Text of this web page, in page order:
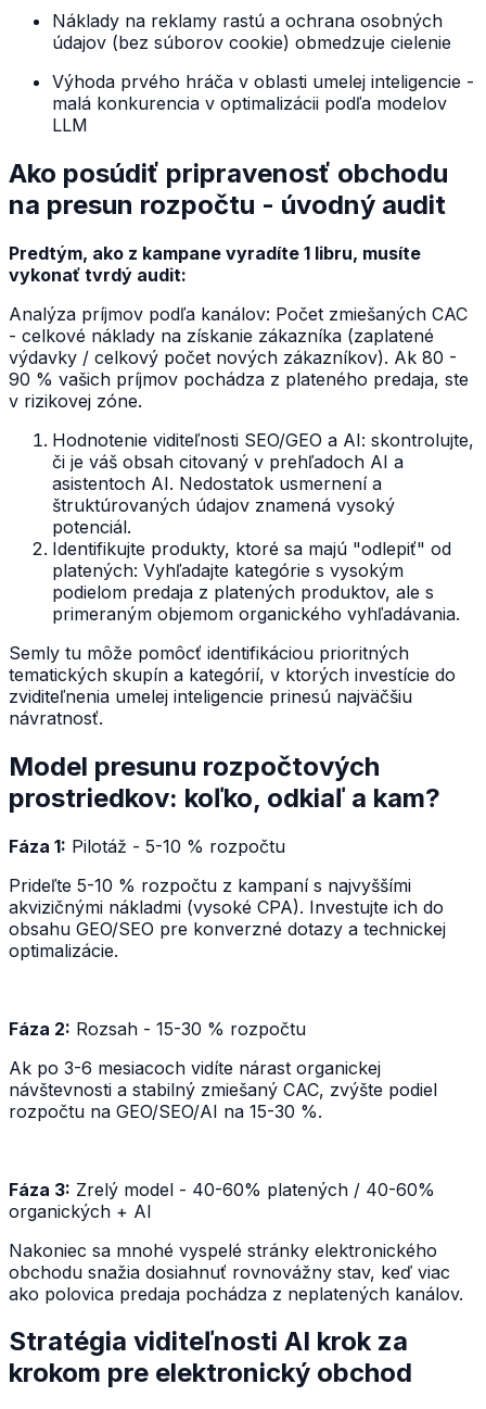
Náklady na reklamy rastú a ochrana osobných
údajov (bez súborov cookie) obmedzuje cielenie
Výhoda prvého hráča v oblasti umelej inteligencie -
malá konkurencia v optimalizácii podľa modelov
LLM
Ako posúdiť pripravenosť obchodu
na presun rozpočtu - úvodný audit
Predtým, ako z kampane vyradíte 1 libru, musíte
vykonať tvrdý audit:
Analýza príjmov podľa kanálov: Počet zmiešaných CAC
- celkové náklady na získanie zákazníka (zaplatené
výdavky / celkový počet nových zákazníkov). Ak 80 -
90 % vašich príjmov pochádza z plateného predaja, ste
v rizikovej zóne.
Hodnotenie viditeľnosti SEO/GEO a AI: skontrolujte,
či je váš obsah citovaný v prehľadoch AI a
asistentoch AI. Nedostatok usmernení a
štruktúrovaných údajov znamená vysoký
potenciál.
Identifikujte produkty, ktoré sa majú "odlepiť" od
platených: Vyhľadajte kategórie s vysokým
podielom predaja z platených produktov, ale s
primeraným objemom organického vyhľadávania.
Semly tu môže pomôcť identifikáciou prioritných
tematických skupín a kategórií, v ktorých investície do
zviditeľnenia umelej inteligencie prinesú najväčšiu
návratnosť.
Model presunu rozpočtových
prostriedkov: koľko, odkiaľ a kam?
Fáza 1: Pilotáž - 5-10 % rozpočtu
Prideľte 5-10 % rozpočtu z kampaní s najvyššími
akvizičnými nákladmi (vysoké CPA). Investujte ich do
obsahu GEO/SEO pre konverzné dotazy a technickej
optimalizácie.
Fáza 2: Rozsah - 15-30 % rozpočtu
Ak po 3-6 mesiacoch vidíte nárast organickej
návštevnosti a stabilný zmiešaný CAC, zvýšte podiel
rozpočtu na GEO/SEO/AI na 15-30 %.
Fáza 3: Zrelý model - 40-60% platených / 40-60%
organických + AI
Nakoniec sa mnohé vyspelé stránky elektronického
obchodu snažia dosiahnuť rovnovážny stav, keď viac
ako polovica predaja pochádza z neplatených kanálov.
Stratégia viditeľnosti AI krok za
krokom pre elektronický obchod